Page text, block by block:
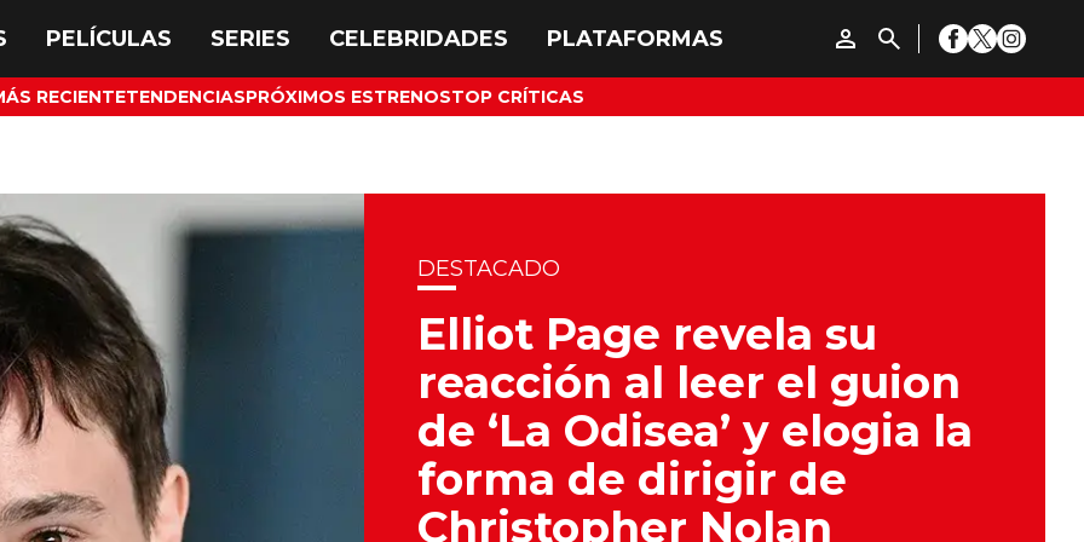
RECIENTETENDENCIASPRÓXIMOS ESTRENOSTOP CRÍTICAS
DESTACADO
Elliot Page revela su
reacción al leer el guion
de ‘La Odisea’ y elogia la
forma de dirigir de
Christopher Nolan